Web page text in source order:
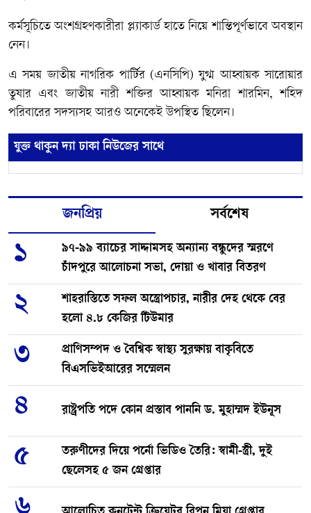
কর্মসূচিতে অংশগ্রহণকারীরা প্ল্যাকার্ড হাতে নিয়ে শান্তিপূর্ণভাবে অবস্থান
নেন।
এ সময় জাতীয় নাগরিক পার্টির (এনসিপি) যুগ্ম আহ্বায়ক সারোয়ার
তুষার এবং জাতীয় নারী শক্তির আহ্বায়ক মনিরা শারমিন, শহিদ
পরিবারের সদস্যসহ আরও অনেকেই উপস্থিত ছিলেন।
যুক্ত থাকুন দ্যা ঢাকা নিউজের সাথে
জনপ্রিয় সর্বশেষ
১
৯৭-৯৯ ব্যাচের সাদ্দামসহ অন্যান্য বন্ধুদের স্মরণে
চাঁদপুরে আলোচনা সভা, দোয়া ও খাবার বিতরণ
২
শাহরাস্তিতে সফল অস্ত্রোপচার, নারীর দেহ থেকে বের
হলো ৪.৮ কেজির টিউমার
৩
প্রাণিসম্পদ ও বৈশ্বিক স্বাস্থ্য সুরক্ষায় বাকৃবিতে
বিএসভিইআরের সম্মেলন
৪ রাষ্ট্রপতি পদে কোন প্রস্তাব পাননি ড. মুহাম্মদ ইউনূস
৫
তরুণীদের দিয়ে পর্নো ভিডিও তৈরি: স্বামী-স্ত্রী, দুই
ছেলেসহ ৫ জন গ্রেপ্তার